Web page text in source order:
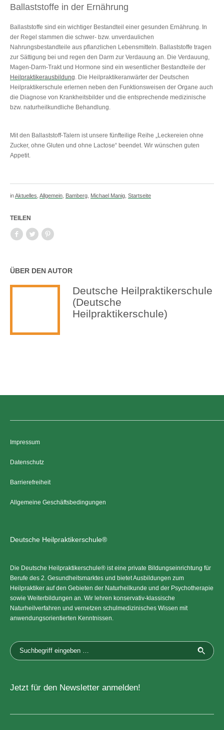
Ballaststoffe in der Ernährung
Ballaststoffe sind ein wichtiger Bestandteil einer gesunden Ernährung. In
der Regel stammen die schwer- bzw. unverdaulichen
Nahrungsbestandteile aus pflanzlichen Lebensmitteln. Ballaststoffe tragen
zur Sättigung bei und regen den Darm zur Verdauung an. Die Verdauung,
Magen-Darm-Trakt und Hormone sind ein wesentlicher Bestandteile der
Heilpraktikerausbildung . Die Heilpraktikeranwärter der Deutschen
Heilpraktikerschule erlernen neben den Funktionsweisen der Organe auch
die Diagnose von Krankheitsbilder und die entsprechende medizinische
bzw. naturheilkundliche Behandlung.
Mit den Ballaststoff-Talern ist unsere fünfteilige Reihe „Leckereien ohne
Zucker, ohne Gluten und ohne Lactose“ beendet. Wir wünschen guten
Appetit.
inAktuelles Allgemein Bamberg Michael Manig Startseite
TEILEN
ÜBER DEN AUTOR
Deutsche Heilpraktikerschule
(Deutsche
Heilpraktikerschule)
Impressum
Datenschutz
Barrierefreiheit
Allgemeine Geschäftsbedingungen
Deutsche Heilpraktikerschule®
Die Deutsche Heilpraktikerschule® ist eine private Bildungseinrichtung für
Berufe des 2. Gesundheitsmarktes und bietet Ausbildungen zum
Heilpraktiker auf den Gebieten der Naturheilkunde und der Psychotherapie
sowie Weiterbildungen an. Wir lehren konservativ-klassische
Naturheilverfahren und vernetzen schulmedizinisches Wissen mit
anwendungsorientierten Kenntnissen.
Jetzt für den Newsletter anmelden!